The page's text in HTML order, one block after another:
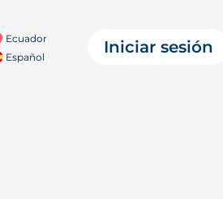
Ecuador
Español
Iniciar sesión